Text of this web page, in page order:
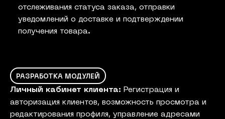
отслеживания статуса заказа, отправки
уведомлений о доставке и подтверждении
получения товара.
РАЗРАБОТКА МОДУЛЕЙ
Личный кабинет клиента: Регистрация и
авторизация клиентов, возможность просмотра и
редактирования профиля, управление адресами